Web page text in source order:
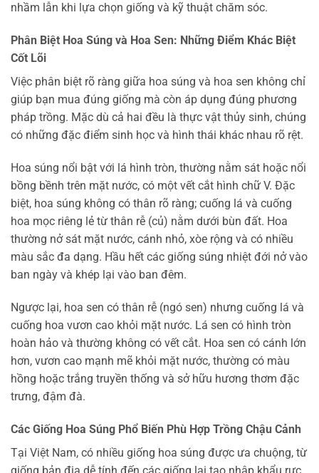
nhầm lẫn khi lựa chọn giống và kỹ thuật chăm sóc.
Phân Biệt Hoa Súng và Hoa Sen: Những Điểm Khác Biệt
Cốt Lõi
Việc phân biệt rõ ràng giữa hoa súng và hoa sen không chỉ
giúp bạn mua đúng giống mà còn áp dụng đúng phương
pháp trồng. Mặc dù cả hai đều là thực vật thủy sinh, chúng
có những đặc điểm sinh học và hình thái khác nhau rõ rệt.
Hoa súng nổi bật với lá hình tròn, thường nằm sát hoặc nổi
bồng bềnh trên mặt nước, có một vết cắt hình chữ V. Đặc
biệt, hoa súng không có thân rõ ràng; cuống lá và cuống
hoa mọc riêng lẻ từ thân rễ (củ) nằm dưới bùn đất. Hoa
thường nở sát mặt nước, cánh nhỏ, xòe rộng và có nhiều
màu sắc đa dạng. Hầu hết các giống súng nhiệt đới nở vào
ban ngày và khép lại vào ban đêm.
Ngược lại, hoa sen có thân rễ (ngó sen) nhưng cuống lá và
cuống hoa vươn cao khỏi mặt nước. Lá sen có hình tròn
hoàn hảo và thường không có vết cắt. Hoa sen có cánh lớn
hơn, vươn cao mạnh mẽ khỏi mặt nước, thường có màu
hồng hoặc trắng truyền thống và sở hữu hương thơm đặc
trưng, đậm đà.
Các Giống Hoa Súng Phổ Biến Phù Hợp Trồng Chậu Cảnh
Tại Việt Nam, có nhiều giống hoa súng được ưa chuộng, từ
giống bản địa dễ tính đến các giống lai tạo nhập khẩu rực